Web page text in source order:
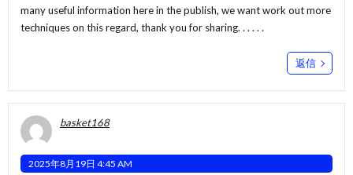
many useful information here in the publish, we want work out more
techniques on this regard, thank you for sharing. . . . . .
返信
basket168
2025年8月19日 4:45 AM